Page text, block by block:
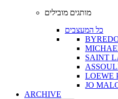
מותגים מובילים
כל המעצבים
SAINT
LOEWE
JO
ARCHIVE